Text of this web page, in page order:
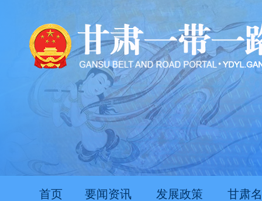
首页 要闻资讯 发展政策 甘肃